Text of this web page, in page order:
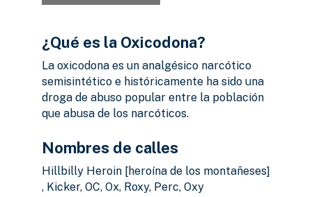
¿Qué es la Oxicodona?
La oxicodona es un analgésico narcótico
semisintético e históricamente ha sido una
droga de abuso popular entre la población
que abusa de los narcóticos.
Nombres de calles
Hillbilly Heroin [heroína de los montañeses]
, Kicker, OC, Ox, Roxy, Perc, Oxy